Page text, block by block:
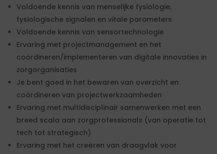
Voldoende kennis van menselijke fysiologie,
fysiologische signalen en vitale parameters
Voldoende kennis van sensortechnologie
Ervaring met projectmanagement en het
coördineren/implementeren van digitale innovaties in
zorgorganisaties
Je bent goed in het bewaren van overzicht en
coördineren van projectwerkzaamheden
Ervaring met multidisciplinair samenwerken met een
breed scala aan zorgprofessionals (van operatie tot
tech tot strategisch)
Ervaring met het creëren van draagvlak voor